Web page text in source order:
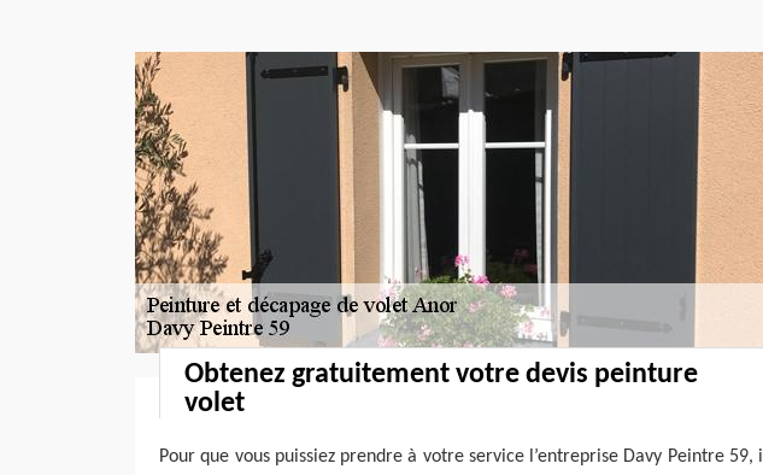
Obtenez gratuitement votre devis peinture
volet
Pour que vous puissiez prendre à votre service l’entreprise Davy Peintre 59, il